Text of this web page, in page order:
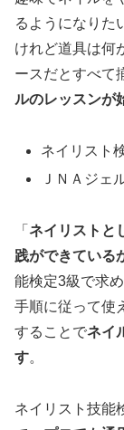
るようになりた
けれど道具は何
ースだとすべて
ルのレッスンが
ネイリスト
ＪＮＡジェ
「 ネイリストと
践ができている
能検定3級で求
手順に従って使
することでネイ
す。
ネイリスト技能